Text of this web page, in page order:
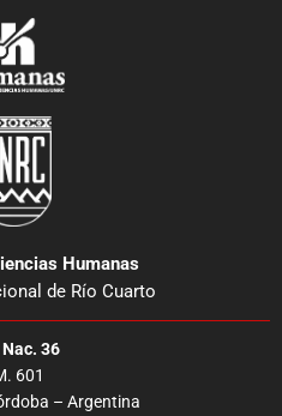
Humanas
de Río Cuarto
36
601
– Argentina